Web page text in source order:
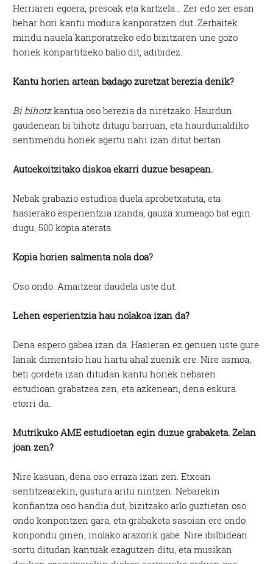
Herriaren egoera, presoak eta kartzela… Zer edo zer esan
behar hori kantu modura kanporatzen dut. Zerbaitek
mindu nauela kanporatzeko edo bizitzaren une gozo
horiek konpartitzeko balio dit, adibidez.
Kantu horien artean badago zuretzat berezia denik?
Bi bihotzkantua oso berezia da niretzako. Haurdun
gaudenean bi bihotz ditugu barruan, eta haurdunaldiko
sentimendu horiek agertu nahi izan ditut bertan.
Autoekoitzitako diskoa ekarri duzue besapean.
Nebak grabazio estudioa duela aprobetxatuta, eta
hasierako esperientzia izanda, gauza xumeago bat egin
dugu, 500 kopia aterata.
Kopia horien salmenta nola doa?
Oso ondo. Amaitzear daudela uste dut.
Lehen esperientzia hau nolakoa izan da?
Dena espero gabea izan da. Hasieran ez genuen uste gure
lanak dimentsio hau hartu ahal zuenik ere. Nire asmoa,
beti gordeta izan ditudan kantu horiek nebaren
estudioan grabatzea zen, eta azkenean, dena eskura
etorri da.
Mutrikuko AME estudioetan egin duzue grabaketa. Zelan
joan zen?
Nire kasuan, dena oso erraza izan zen. Etxean
sentitzearekin, gustura aritu nintzen. Nebarekin
konfiantza oso handia dut, bizitzako arlo guztietan oso
ondo konpontzen gara, eta grabaketa sasoian ere ondo
konpondu ginen, inolako arazorik gabe. Nire ibilbidean
sortu ditudan kantuak ezagutzen ditu, eta musikan